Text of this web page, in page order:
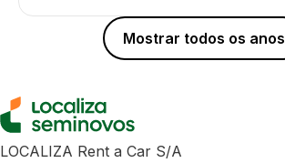
Mostrar todos os anos
LOCALIZA Rent a Car S/A